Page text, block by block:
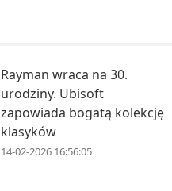
Rayman wraca na 30.
urodziny. Ubisoft
zapowiada bogatą kolekcję
klasyków
14-02-2026 16:56:05